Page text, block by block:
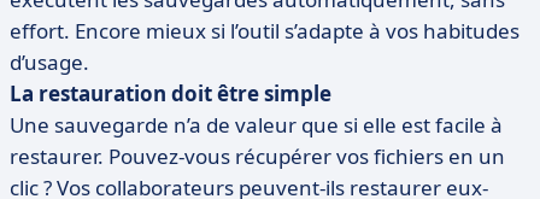
effort. Encore mieux si l’outil s’adapte à vos habitudes
d’usage.
La restauration doit être simple
Une sauvegarde n’a de valeur que si elle est facile à
restaurer. Pouvez-vous récupérer vos fichiers en un
clic ? Vos collaborateurs peuvent-ils restaurer eux-